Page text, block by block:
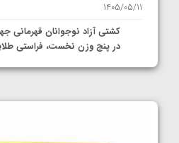
1405/05/11
کشتی آزاد نوجوانان قهرمانی
در پنج وزن نخست، فراستی
1405/05/11